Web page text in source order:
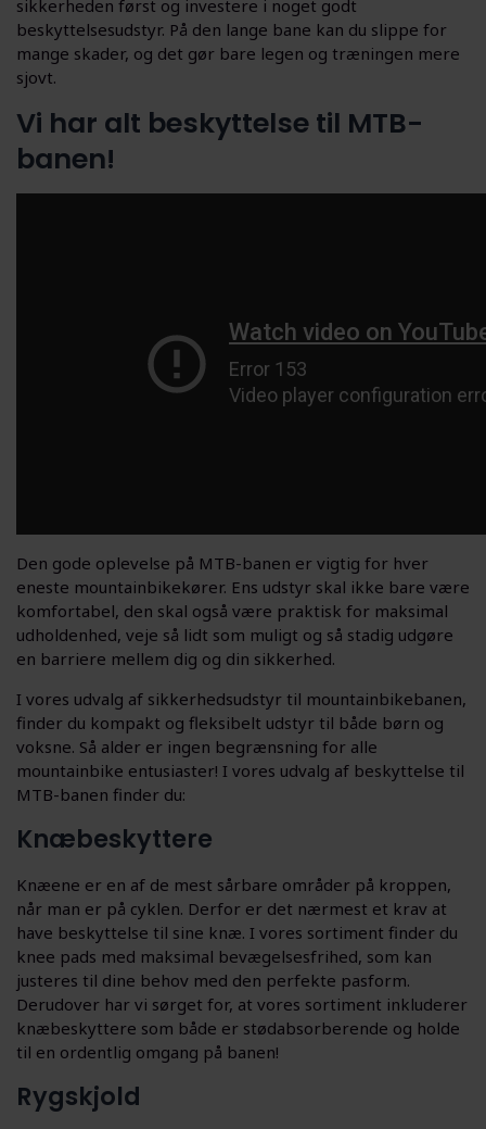
sikkerheden først og investere i noget godt
beskyttelsesudstyr. På den lange bane kan du slippe for
mange skader, og det gør bare legen og træningen mere
sjovt.
Vi har alt beskyttelse til MTB-
banen!
Den gode oplevelse på MTB-banen er vigtig for hver
eneste mountainbikekører. Ens udstyr skal ikke bare være
komfortabel, den skal også være praktisk for maksimal
udholdenhed, veje så lidt som muligt og så stadig udgøre
en barriere mellem dig og din sikkerhed.
I vores udvalg af sikkerhedsudstyr til mountainbikebanen,
finder du kompakt og fleksibelt udstyr til både børn og
voksne. Så alder er ingen begrænsning for alle
mountainbike entusiaster! I vores udvalg af beskyttelse til
MTB-banen finder du:
Knæbeskyttere
Knæene er en af de mest sårbare områder på kroppen,
når man er på cyklen. Derfor er det nærmest et krav at
have beskyttelse til sine knæ. I vores sortiment finder du
knee pads med maksimal bevægelsesfrihed, som kan
justeres til dine behov med den perfekte pasform.
Derudover har vi sørget for, at vores sortiment inkluderer
knæbeskyttere som både er stødabsorberende og holde
til en ordentlig omgang på banen!
Rygskjold